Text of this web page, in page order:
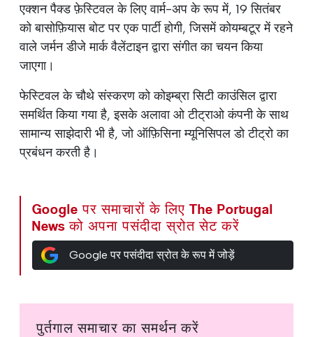
एक्शन पैक्ड फ़ेस्टिवल के लिए वार्म-अप के रूप में, 19 सितंबर
को बासोफ़ियास बोट पर एक पार्टी होगी, जिसमें कोयम्बटूर में रहने
वाले जर्मन डीजे मार्क वैलेंटाइन द्वारा संगीत का चयन किया
जाएगा।
फेस्टिवल के चौथे संस्करण को कोइम्ब्रा सिटी काउंसिल द्वारा
समर्थित किया गया है, इसके अलावा ओ टीट्राओ कंपनी के साथ
सामान्य साझेदारी भी है, जो ऑफ़िसिना म्यूनिसिपल डो टीट्रो का
प्रबंधन करती है।
Google पर समाचारों के लिए The Portugal
News को अपना पसंदीदा स्रोत सेट करें
Google पर पसंदीदा स्रोत के रूप में जोड़ें
पुर्तगाल समाचार का समर्थन करें